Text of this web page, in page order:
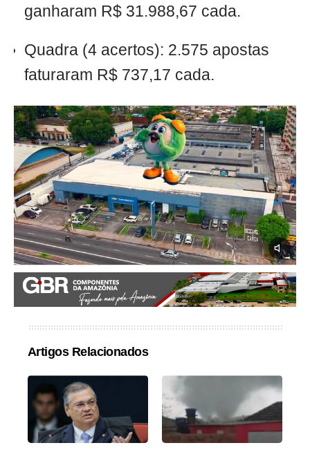
ganharam R$ 31.988,67 cada.
Quadra (4 acertos): 2.575 apostas
faturaram R$ 737,17 cada.
Artigos Relacionados